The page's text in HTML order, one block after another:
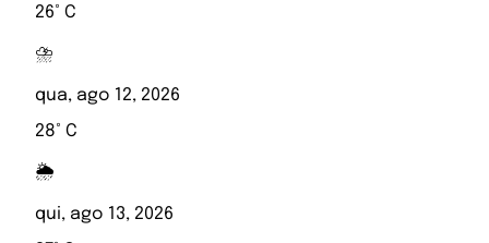
26° C
⛈️
qua, ago 12, 2026
28° C
🌦️
qui, ago 13, 2026